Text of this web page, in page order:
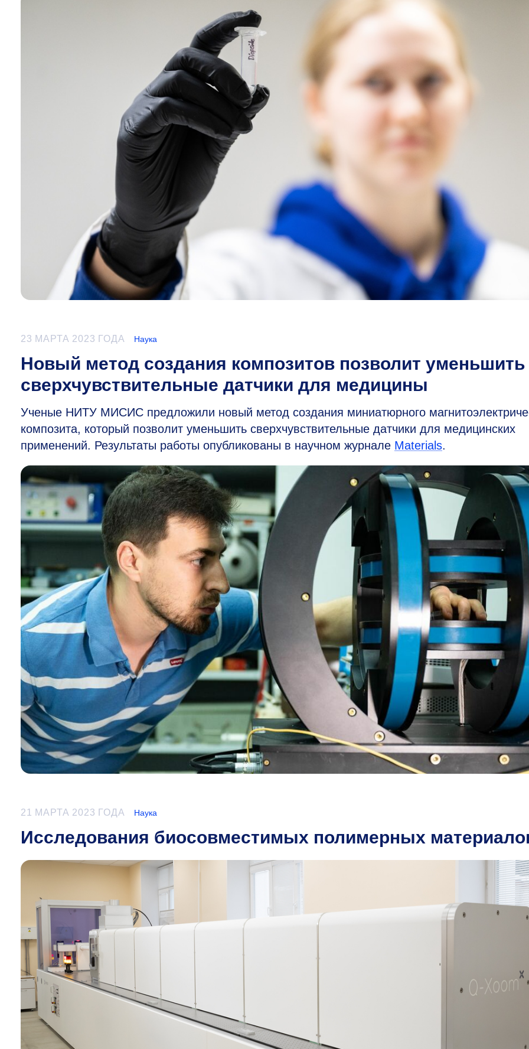
23 МАРТА 2023 ГОДА Наука
Новый метод создания композитов позволит уменьшить
сверхчувствительные датчики для медицины
Ученые НИТУ МИСИС предложили новый метод создания миниатюрного
композита, который позволит уменьшить сверхчувствительные датчики для медицинских
применений. Результаты работы опубликованы в научном журнале Materials.
21 МАРТА 2023 ГОДА Наука
Исследования биосовместимых полимерных